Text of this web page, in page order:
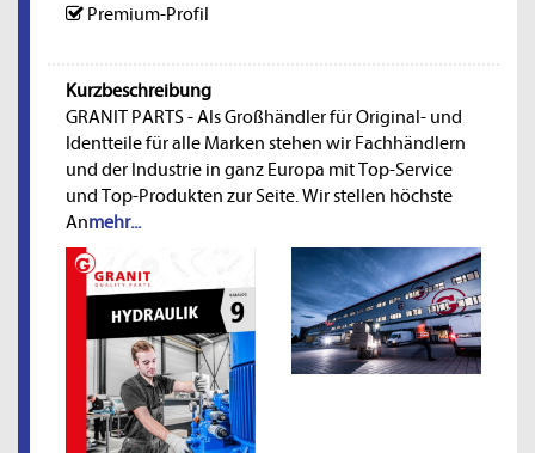
Premium-Profil
Kurzbeschreibung
GRANIT PARTS - Als Großhändler für Original- und
Identteile für alle Marken stehen wir Fachhändlern
und der Industrie in ganz Europa mit Top-Service
und Top-Produkten zur Seite. Wir stellen höchste
Anmehr...